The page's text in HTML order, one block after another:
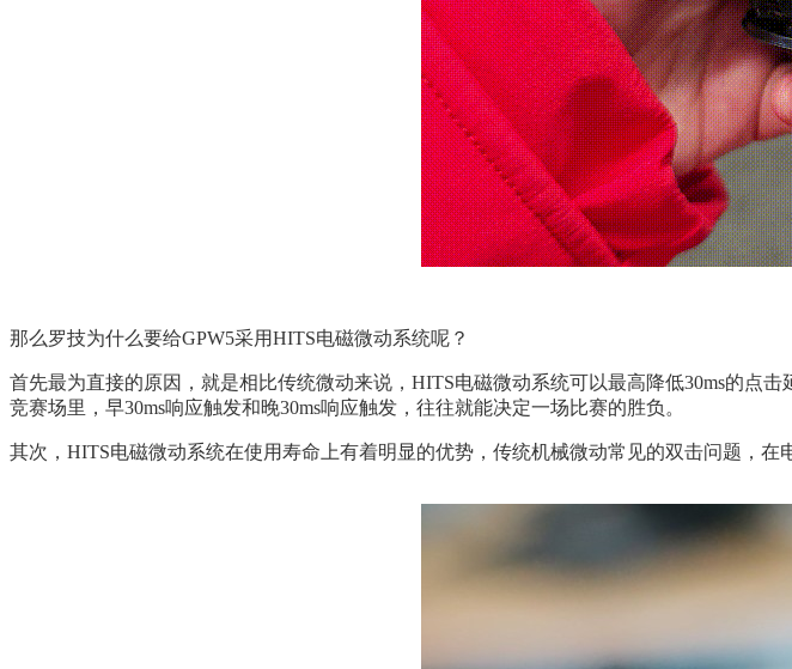
那么罗技为什么要给GPW5采用HITS电磁微动系统呢？
首先最为直接的原因，就是相比传统微动来说，HITS电磁微动系统可以最高降低30ms的点
竞赛场里，早30ms响应触发和晚30ms响应触发，往往就能决定一场比赛的胜负。
其次，HITS电磁微动系统在使用寿命上有着明显的优势，传统机械微动常见的双击问题，在